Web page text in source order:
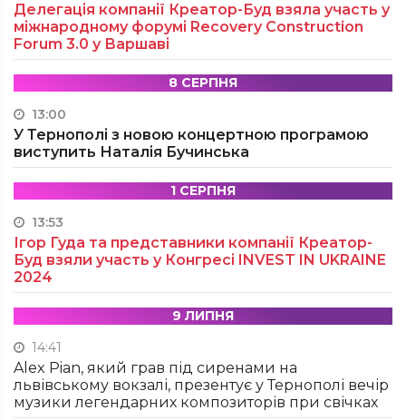
Делегація компанії Креатор-Буд взяла участь у
міжнародному форумі Recovery Construction
Forum 3.0 у Варшаві
8 СЕРПНЯ
13:00
У Тернополі з новою концертною програмою
виступить Наталія Бучинська
1 СЕРПНЯ
13:53
Ігор Гуда та представники компанії Креатор-
Буд взяли участь у Конгресі INVEST IN UKRAINE
2024
9 ЛИПНЯ
14:41
Alex Pian, який грав під сиренами на
львівському вокзалі, презентує у Тернополі вечір
музики легендарних композиторів при свічках